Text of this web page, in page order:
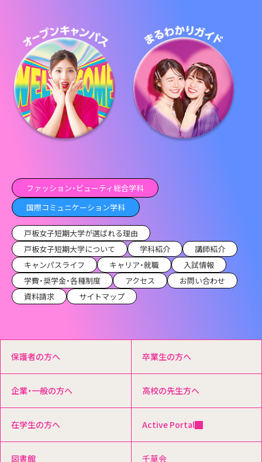
ファッション・ビューティ総合学科
国際コミュニケーション学科
戸板女子短期大学が選ばれる理由
戸板女子短期大学について
学科紹介
講師紹介
キャンパスライフ
キャリア・就職
入試情報
学費・奨学金・各種制度
アクセス
お問い合わせ
資料請求
サイトマップ
保護者の方へ 卒業生の方へ
企業・一般の方へ 高校の先生方へ
在学生の方へ Active Portal
図書館 千草会